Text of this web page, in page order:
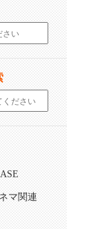
マ関連